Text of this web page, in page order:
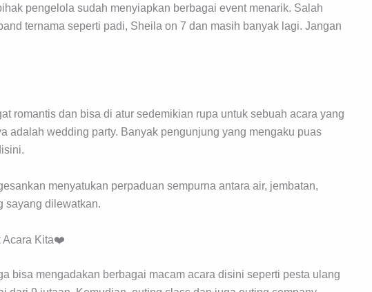
pengelola sudah menyiapkan berbagai event menarik. Salah
ternama seperti padi, Sheila on 7 dan masih banyak lagi. Jangan
romantis dan bisa di atur sedemikian rupa untuk sebuah acara yang
adalah wedding party. Banyak pengunjung yang mengaku puas
menyatukan perpaduan sempurna antara air, jembatan,
sayang dilewatkan.
Acara Kita❤️
bisa mengadakan berbagai macam acara disini seperti pesta ulang